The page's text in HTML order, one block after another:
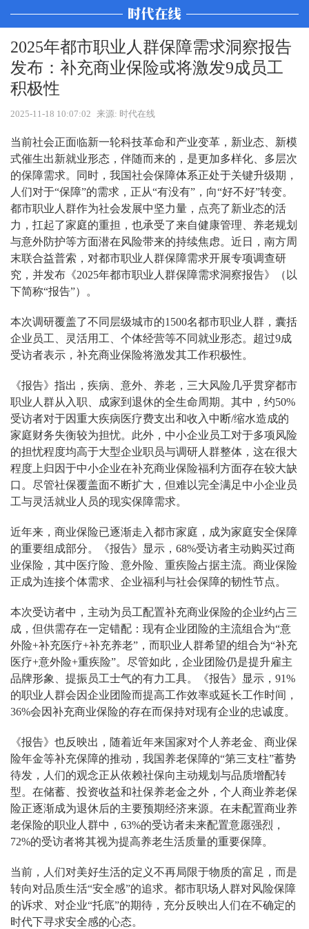
2025年都市职业人群保障需求洞察报告
发布：补充商业保险或将激发9成员工
积极性
2025-11-18 10:07:02 来源: 时代在线
当前社会正面临新一轮科技革命和产业变革，新业态、新模
式催生出新就业形态，伴随而来的，是更加多样化、多层次
的保障需求。同时，我国社会保障体系正处于关键升级期，
人们对于“保障”的需求，正从“有没有”，向“好不好”转变。
都市职业人群作为社会发展中坚力量，点亮了新业态的活
力，扛起了家庭的重担，也承受了来自健康管理、养老规划
与意外防护等方面潜在风险带来的持续焦虑。近日，南方周
末联合益普索，对都市职业人群保障需求开展专项调查研
究，并发布《2025年都市职业人群保障需求洞察报告》（以
下简称“报告”）。
本次调研覆盖了不同层级城市的1500名都市职业人群，囊括
企业员工、灵活用工、个体经营等不同就业形态。超过9成
受访者表示，补充商业保险将激发其工作积极性。
《报告》指出，疾病、意外、养老，三大风险几乎贯穿都市
职业人群从入职、成家到退休的全生命周期。其中，约50%
受访者对于因重大疾病医疗费支出和收入中断/缩水造成的
家庭财务失衡较为担忧。此外，中小企业员工对于多项风险
的担忧程度均高于大型企业职员与调研人群整体，这在很大
程度上归因于中小企业在补充商业保险福利方面存在较大缺
口。尽管社保覆盖面不断扩大，但难以完全满足中小企业员
工与灵活就业人员的现实保障需求。
近年来，商业保险已逐渐走入都市家庭，成为家庭安全保障
的重要组成部分。《报告》显示，68%受访者主动购买过商
业保险，其中医疗险、意外险、重疾险占据主流。商业保险
正成为连接个体需求、企业福利与社会保障的韧性节点。
本次受访者中，主动为员工配置补充商业保险的企业约占三
成，但供需存在一定错配：现有企业团险的主流组合为“意
外险+补充医疗+补充养老”，而职业人群希望的组合为“补充
医疗+意外险+重疾险”。尽管如此，企业团险仍是提升雇主
品牌形象、提振员工士气的有力工具。《报告》显示，91%
的职业人群会因企业团险而提高工作效率或延长工作时间，
36%会因补充商业保险的存在而保持对现有企业的忠诚度。
《报告》也反映出，随着近年来国家对个人养老金、商业保
险年金等补充保障的推动，我国养老保障的“第三支柱”蓄势
待发，人们的观念正从依赖社保向主动规划与品质增配转
型。在储蓄、投资收益和社保养老金之外，个人商业养老保
险正逐渐成为退休后的主要预期经济来源。在未配置商业养
老保险的职业人群中，63%的受访者未来配置意愿强烈，
72%的受访者将其视为提高养老生活质量的重要保障。
当前，人们对美好生活的定义不再局限于物质的富足，而是
转向对品质生活“安全感”的追求。都市职场人群对风险保障
的诉求、对企业“托底”的期待，充分反映出人们在不确定的
时代下寻求安全感的心态。